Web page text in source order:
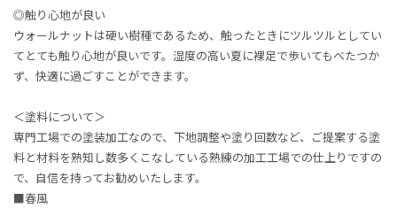
◎触り心地が良い
ウォールナットは硬い樹種であるため、触ったときにツルツルとしてい
てとても触り心地が良いです。湿度の高い夏に裸足で歩いてもべたつか
ず、快適に過ごすことができます。
＜塗料について＞
専門工場での塗装加工なので、下地調整や塗り回数など、ご提案する塗
料と材料を熟知し数多くこなしている熟練の加工工場での仕上りですの
で、自信を持ってお勧めいたします。
■春風